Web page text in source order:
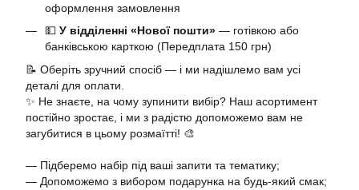
оформлення замовлення
💵 У відділенні «Нової пошти» — готівкою або
банківською карткою (Передплата 150 грн)
📝 Оберіть зручний спосіб — і ми надішлемо вам усі
деталі для оплати.
✨ Не знаєте, на чому зупинити вибір? Наш асортимент
постійно зростає, і ми з радістю допоможемо вам не
загубитися в цьому розмаїтті! 🎨
— Підберемо набір під ваші запити та тематику;
— Допоможемо з вибором подарунка на будь-який смак;